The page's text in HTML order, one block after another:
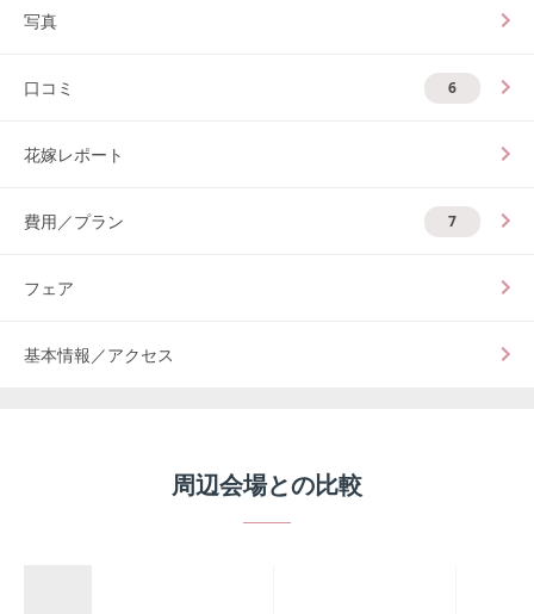
写真
口コミ 6
花嫁レポート
費用／プラン 7
フェア
基本情報／アクセス
周辺会場との比較